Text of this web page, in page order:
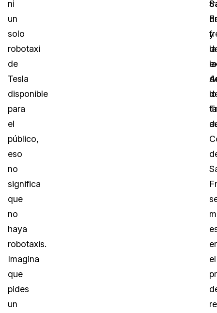
ni
un
solo
robotaxi
de
Tesla
disponible
para
el
público,
eso
no
significa
que
no
haya
robotaxis.
Imagina
que
pides
un
y
la
el
la